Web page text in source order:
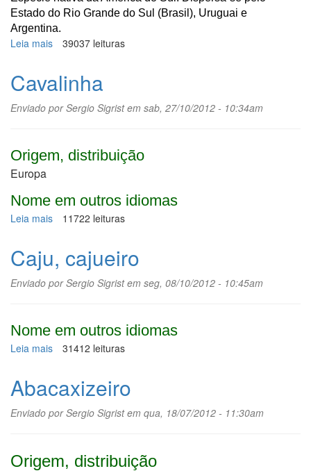
Estado do Rio Grande do Sul (Brasil), Uruguai e
Argentina.
Leia mais sobre
39037 leituras
Cavalinha
Enviado porSergio Sigristem sab, 27/10/2012 - 10:34am
Origem, distribuição
Europa
Nome em outros idiomas
Leia mais sobre
11722 leituras
Caju, cajueiro
Enviado porSergio Sigristem seg, 08/10/2012 - 10:45am
Nome em outros idiomas
Leia mais sobre
31412 leituras
Abacaxizeiro
Enviado porSergio Sigristem qua, 18/07/2012 - 11:30am
Origem, distribuição